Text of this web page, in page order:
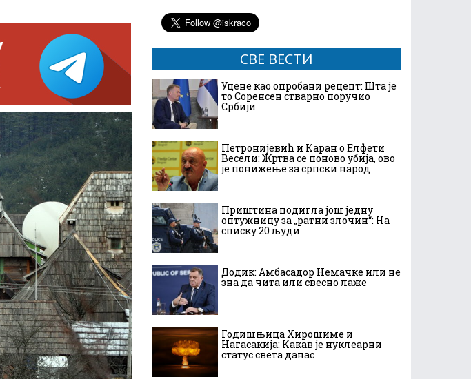
СВЕ ВЕСТИ
Уцене као опробани рецепт: Шта је
то Соренсен стварно поручио
Србији
Петронијевић и Каран о Елфети
Весели: Жртва се поново убија, ово
је понижење за српски народ
Приштина подигла још једну
оптужницу за „ратни злочин“: На
списку 20 људи
Додик: Амбасадор Немачке или не
зна да чита или свесно лаже
Годишњица Хирошиме и
Нагасакија: Какав је нуклеарни
статус света данас